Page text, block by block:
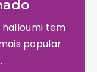
halloumi tem
popular.